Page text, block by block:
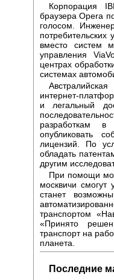
Корпорация
браузера Opera
голосом.
потребительских
вместо систем
управления
центрах
системах
интернет-
и легальный
разработкам
опубликовать
лицензий. По
обладать
другим
При помощи
москвичи смогут
станет
транспортом
«Принято
транспорт на
планета.
Последние